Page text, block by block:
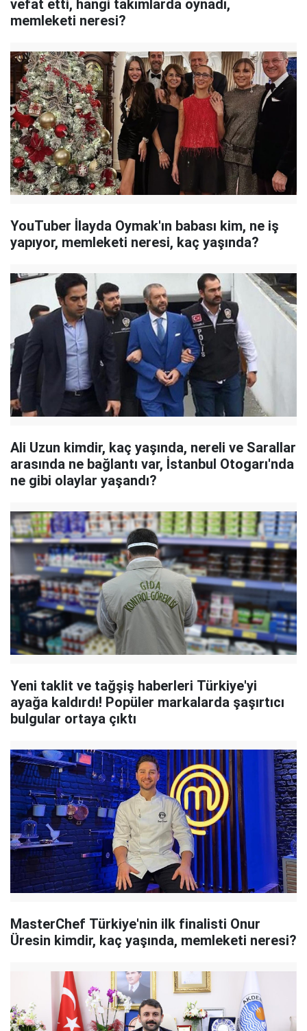
vefat etti, hangi takımlarda oynadı,
memleketi neresi?
YouTuber İlayda Oymak'ın babası kim, ne iş
yapıyor, memleketi neresi, kaç yaşında?
Ali Uzun kimdir, kaç yaşında, nereli ve Sarallar
arasında ne bağlantı var, İstanbul Otogarı'nda
ne gibi olaylar yaşandı?
Yeni taklit ve tağşiş haberleri Türkiye'yi
ayağa kaldırdı! Popüler markalarda şaşırtıcı
bulgular ortaya çıktı
MasterChef Türkiye'nin ilk finalisti Onur
Üresin kimdir, kaç yaşında, memleketi neresi?